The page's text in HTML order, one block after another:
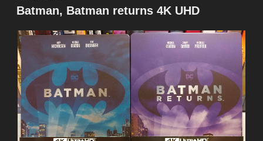
성
일
Batman, Batman returns 4K UHD